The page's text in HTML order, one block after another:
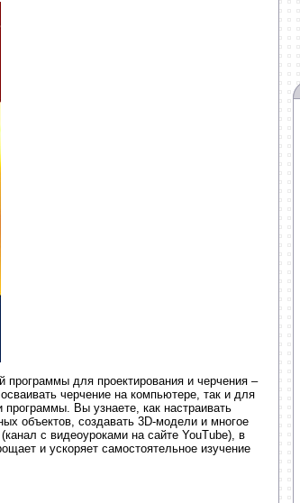
для проектирования и черчения –
черчение на компьютере, так и для
Вы узнаете, как настраивать
объектов, создавать 3D-модели и многое
с видеоуроками на сайте YouTube), в
и ускоряет самостоятельное изучение